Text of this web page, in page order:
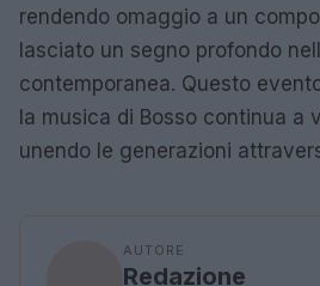
rendendo omaggio a un
lasciato un segno profondo
contemporanea. Questo
la musica di Bosso continua a
unendo le generazioni
AUTORE
Redazione